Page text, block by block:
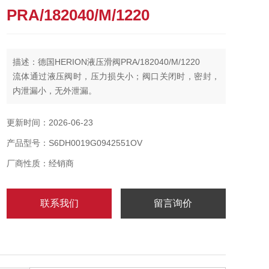
PRA/182040/M/1220
描述：德国HERION液压滑阀PRA/182040/M/1220
流体通过液压阀时，压力损失小；阀口关闭时，密封，
内泄漏小，无外泄漏。
量小。
更新时间：2026-06-23
产品型号：S6DH0019G0942551OV
厂商性质：经销商
联系我们 留言询价